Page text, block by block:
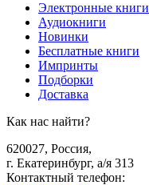
Электронные книги
Аудиокниги
Новинки
Бесплатные книги
Импринты
Подборки
Доставка
Как нас найти?
620027, Россия,
г. Екатеринбург, а/я 313
Контактный телефон: